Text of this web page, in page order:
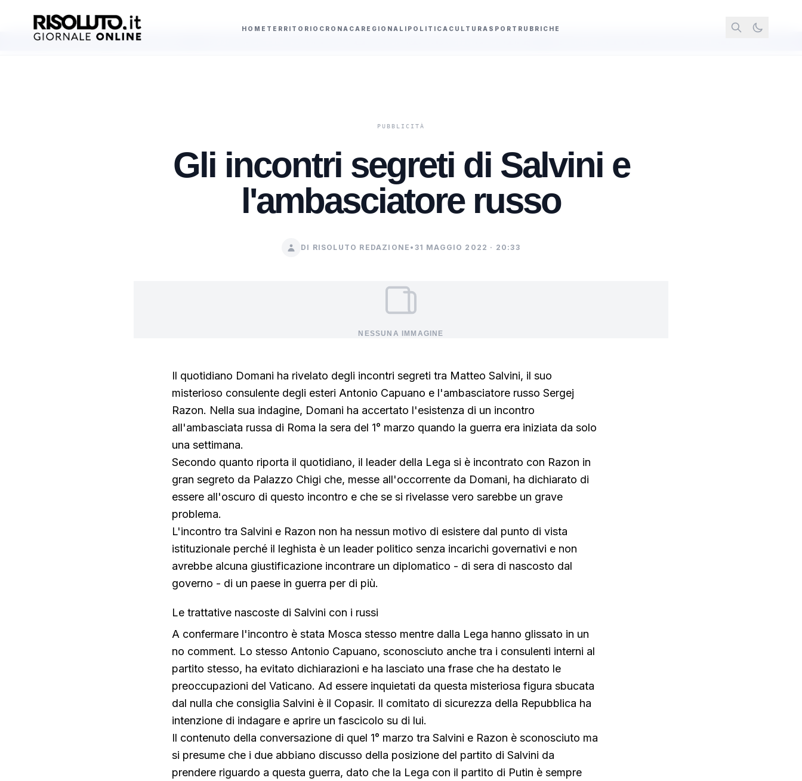
HOME TERRITORIO CRONACA REGIONALI POLITICA CULTURA SPORT RUBRICHE
AGGIORNAMENTI
verso il genitore non convivente
Gli incontri segreti di Salvini e
l'ambasciatore russo
DI RISOLUTO REDAZIONE • 31 MAGGIO 2022 · 20:33
NESSUNA IMMAGINE
Il quotidiano Domani ha rivelato degli incontri segreti tra Matteo Salvini, il suo
misterioso consulente degli esteri Antonio Capuano e l'ambasciatore russo Sergej
Razon. Nella sua indagine, Domani ha accertato l'esistenza di un incontro
all'ambasciata russa di Roma la sera del 1° marzo quando la guerra era iniziata da solo
una settimana.
Secondo quanto riporta il quotidiano, il leader della Lega si è incontrato con Razon in
gran segreto da Palazzo Chigi che, messe all'occorrente da Domani, ha dichiarato di
essere all'oscuro di questo incontro e che se si rivelasse vero sarebbe un grave
problema.
L'incontro tra Salvini e Razon non ha nessun motivo di esistere dal punto di vista
istituzionale perché il leghista è un leader politico senza incarichi governativi e non
avrebbe alcuna giustificazione incontrare un diplomatico - di sera di nascosto dal
governo - di un paese in guerra per di più.
Le trattative nascoste di Salvini con i russi
A confermare l'incontro è stata Mosca stesso mentre dalla Lega hanno glissato in un
no comment. Lo stesso Antonio Capuano, sconosciuto anche tra i consulenti interni al
partito stesso, ha evitato dichiarazioni e ha lasciato una frase che ha destato le
preoccupazioni del Vaticano. Ad essere inquietati da questa misteriosa figura sbucata
dal nulla che consiglia Salvini è il Copasir. Il comitato di sicurezza della Repubblica ha
intenzione di indagare e aprire un fascicolo su di lui.
Il contenuto della conversazione di quel 1° marzo tra Salvini e Razon è sconosciuto ma
si presume che i due abbiano discusso della posizione del partito di Salvini da
prendere riguardo a questa guerra, dato che la Lega con il partito di Putin è sempre